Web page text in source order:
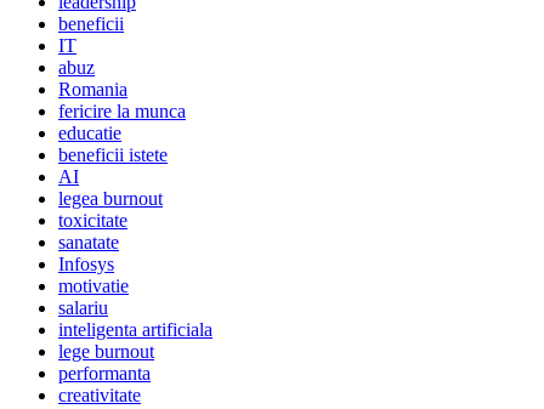
beneficii
IT
abuz
Romania
fericire la munca
educatie
beneficii istete
AI
legea burnout
toxicitate
sanatate
Infosys
motivatie
salariu
inteligenta artificiala
lege burnout
performanta
creativitate